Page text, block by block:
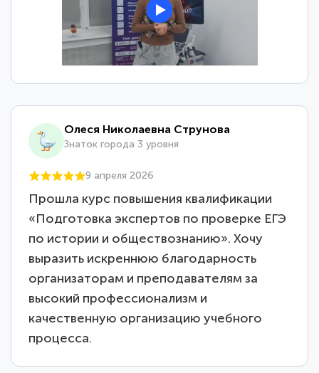
Олеся Николаевна Струнова
Знаток города 3 уровня
9 апреля 2026
Прошла курс повышения квалификации
«Подготовка экспертов по проверке ЕГЭ
по истории и обществознанию». Хочу
выразить искреннюю благодарность
организаторам и преподавателям за
высокий профессионализм и
качественную организацию учебного
процесса.